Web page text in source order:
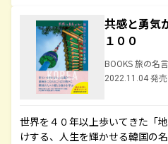
共感と勇気
１００
BOOKS 旅の名
2022.11.04 発売
世界を４０年以上歩いてきた「
けする、人生を輝かせる韓国の